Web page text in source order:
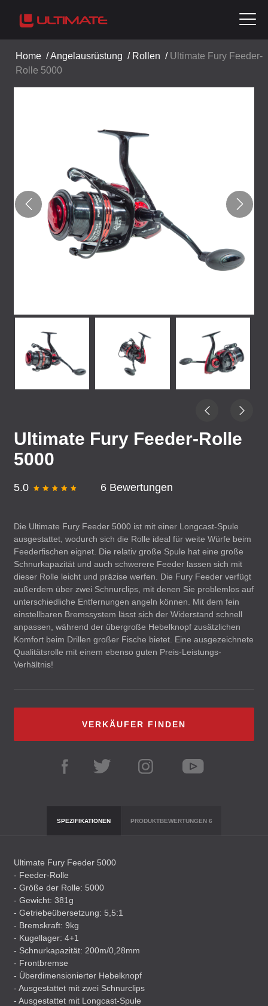
Home /Angelausrüstung / Rollen / Ultimate Fury Feeder-
Rolle 5000
Ultimate Fury Feeder-Rolle
5000
5.0 6 Bewertungen
Die Ultimate Fury Feeder 5000 ist mit einer Longcast-Spule
ausgestattet, wodurch sich die Rolle ideal für weite Würfe beim
Feederfischen eignet. Die relativ große Spule hat eine große
Schnurkapazität und auch schwerere Feeder lassen sich mit
dieser Rolle leicht und präzise werfen. Die Fury Feeder verfügt
außerdem über zwei Schnurclips, mit denen Sie problemlos auf
unterschiedliche Entfernungen angeln können. Mit dem fein
einstellbaren Bremssystem lässt sich der Widerstand schnell
anpassen, während der übergroße Hebelknopf zusätzlichen
Komfort beim Drillen großer Fische bietet. Eine ausgezeichnete
Qualitätsrolle mit einem ebenso guten Preis-Leistungs-
Verhältnis!
VERKÄUFER FINDEN
SPEZIFIKATIONEN PRODUKTBEWERTUNGEN6
Ultimate Fury Feeder 5000
- Feeder-Rolle
- Größe der Rolle: 5000
- Gewicht: 381g
- Getriebeübersetzung: 5,5:1
- Bremskraft: 9kg
- Kugellager: 4+1
- Schnurkapazität: 200m/0,28mm
- Frontbremse
- Überdimensionierter Hebelknopf
- Ausgestattet mit zwei Schnurclips
- Ausgestattet mit Longcast-Spule